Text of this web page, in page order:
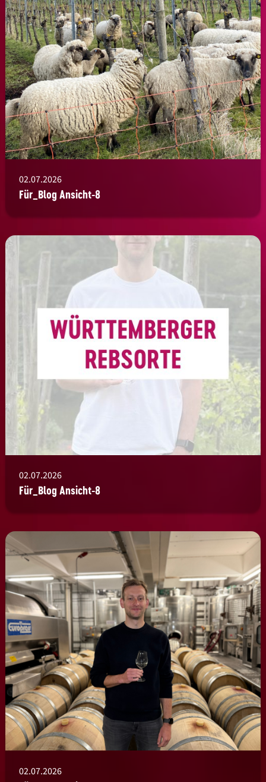
02.07.2026
Für_Blog Ansicht-8
02.07.2026
Für_Blog Ansicht-8
02.07.2026